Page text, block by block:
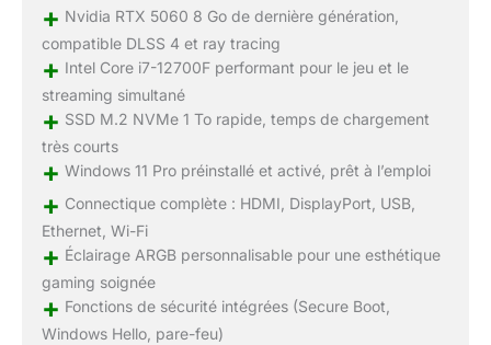
+ Nvidia RTX 5060 8 Go de dernière génération,
compatible DLSS 4 et ray tracing
+ Intel Core i7-12700F performant pour le jeu et le
streaming simultané
+ SSD M.2 NVMe 1 To rapide, temps de chargement
très courts
+ Windows 11 Pro préinstallé et activé, prêt à l’emploi
+ Connectique complète : HDMI, DisplayPort, USB,
Ethernet, Wi-Fi
+ Éclairage ARGB personnalisable pour une esthétique
gaming soignée
+ Fonctions de sécurité intégrées (Secure Boot,
Windows Hello, pare-feu)